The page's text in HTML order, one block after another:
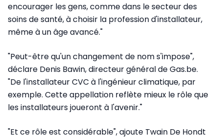
encourager les gens, comme dans le secteur des
soins de santé, à choisir la profession d'installateur,
même à un âge avancé."
"Peut-être qu'un changement de nom s'impose",
déclare Denis Bawin, directeur général de Gas.be.
"De l'installateur CVC à l'ingénieur climatique, par
exemple. Cette appellation reflète mieux le rôle que
les installateurs joueront à l'avenir."
"Et ce rôle est considérable", ajoute Twain De Hondt